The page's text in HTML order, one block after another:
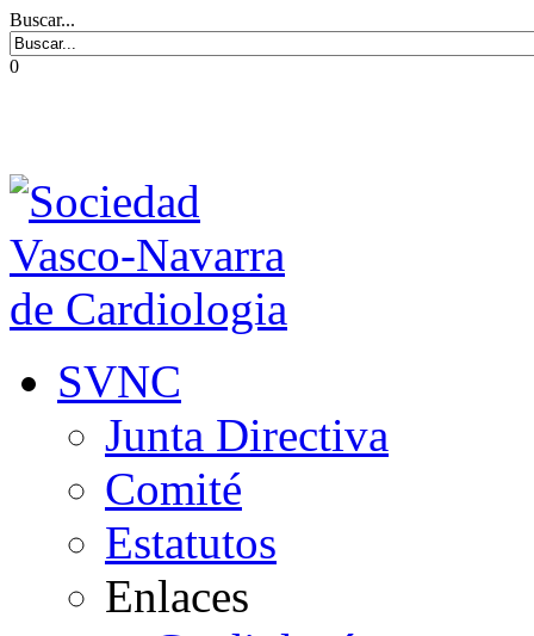
Buscar...
0
SVNC
Junta Directiva
Comité
Estatutos
Enlaces